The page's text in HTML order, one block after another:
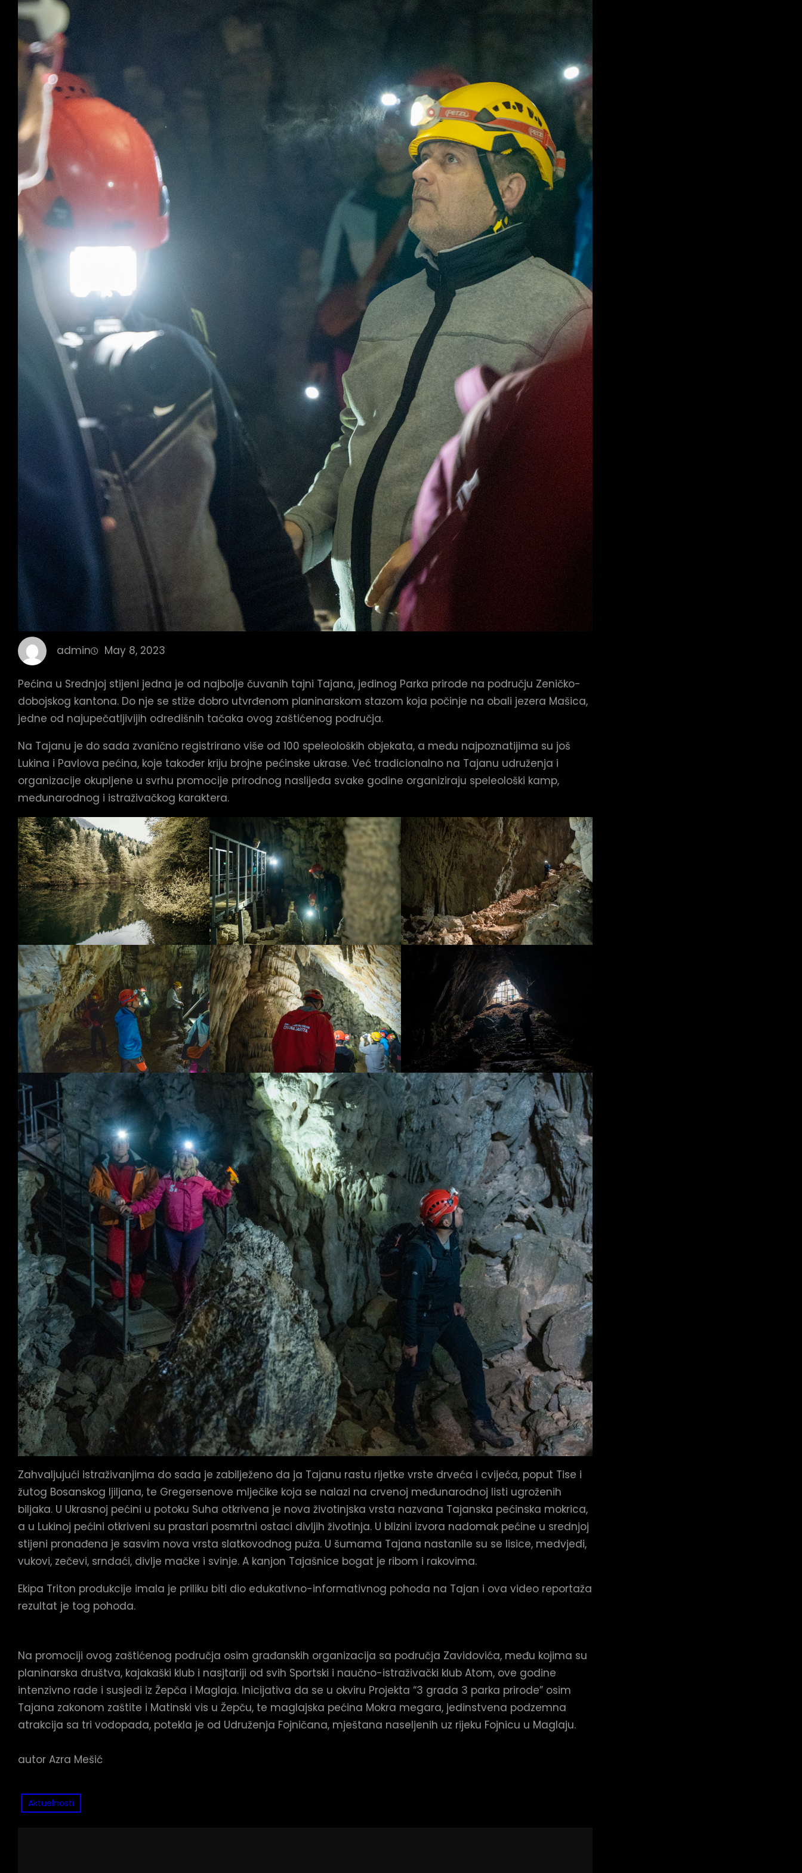
admin May 8, 2023
Pećina u Srednjoj stijeni jedna je od najbolje čuvanih tajni Tajana, jedinog Parka prirode na području Zeničko-
dobojskog kantona. Do nje se stiže dobro utvrđenom planinarskom stazom koja počinje na obali jezera Mašica,
jedne od najupečatljivijih odredišnih tačaka ovog zaštićenog područja.
Na Tajanu je do sada zvanično registrirano više od 100 speleoloških objekata, a među najpoznatijima su još
Lukina i Pavlova pećina, koje također kriju brojne pećinske ukrase. Već tradicionalno na Tajanu udruženja i
organizacije okupljene u svrhu promocije prirodnog naslijeđa svake godine organiziraju speleološki kamp,
međunarodnog i istraživačkog karaktera.
Zahvaljujući istraživanjima do sada je zabilježeno da ja Tajanu rastu rijetke vrste drveća i cvijeća, poput Tise i
žutog Bosanskog ljiljana, te Gregersenove mlječike koja se nalazi na crvenoj međunarodnoj listi ugroženih
biljaka. U Ukrasnoj pećini u potoku Suha otkrivena je nova životinjska vrsta nazvana Tajanska pećinska mokrica,
a u Lukinoj pećini otkriveni su prastari posmrtni ostaci divljih životinja. U blizini izvora nadomak pećine u srednjoj
stijeni pronađena je sasvim nova vrsta slatkovodnog puža. U šumama Tajana nastanile su se lisice, medvjedi,
vukovi, zečevi, srndaći, divlje mačke i svinje. A kanjon Tajašnice bogat je ribom i rakovima.
Ekipa Triton produkcije imala je priliku biti dio edukativno-informativnog pohoda na Tajan i ova video reportaža
rezultat je tog pohoda.
Na promociji ovog zaštićenog područja osim građanskih organizacija sa područja Zavidovića, među kojima su
planinarska društva, kajakaški klub i nasjtariji od svih Sportski i naučno-istraživački klub Atom, ove godine
intenzivno rade i susjedi iz Žepča i Maglaja. Inicijativa da se u okviru Projekta “3 grada 3 parka prirode” osim
Tajana zakonom zaštite i Matinski vis u Žepču, te maglajska pećina Mokra megara, jedinstvena podzemna
atrakcija sa tri vodopada, potekla je od Udruženja Fojničana, mještana naseljenih uz rijeku Fojnicu u Maglaju.
autor Azra Mešić
Aktuelnosti